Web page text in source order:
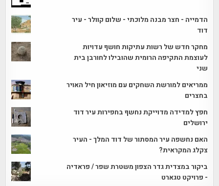
הדמייה - חצר מבנה מלוכתי - שלום קוולר - עיר
דוד
מחקר חדש של רשות עתיקות חושף עדויות
לעוצמת התקיפה הרומית שהובילו לחורבן בית
שני
ממריאים למורשת השחקים עם מוזיאון חיל האויר
בחצרים
חפץ למדידה מדוייקת נחשף בחפירות עיר דוד
ירושלים
האם נחשפה עיר המסתור של דוד המלך - העיר
צקלג המקראית?
ביקור במצדית גדר הצפון משטרת שפר / פראדיה
- פרויקט טגארט